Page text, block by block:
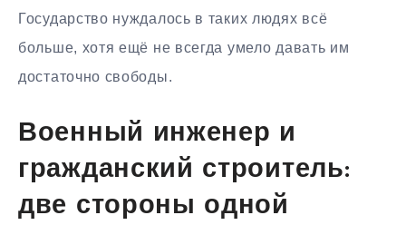
Государство нуждалось в таких людях всё
больше, хотя ещё не всегда умело давать им
достаточно свободы.
Военный инженер и
гражданский строитель:
две стороны одной